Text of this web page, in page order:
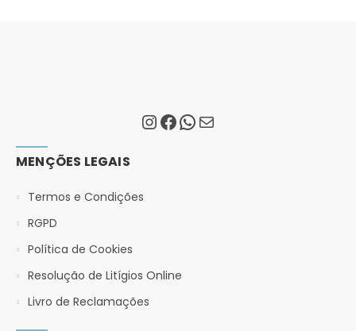
MENÇÕES LEGAIS
Termos e Condições
RGPD
Política de Cookies
Resolução de Litígios Online
Livro de Reclamações